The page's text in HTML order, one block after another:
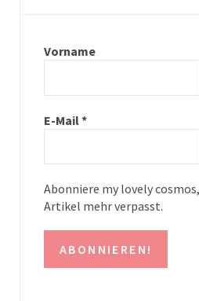
Vorname
E-Mail*
Abonniere my lovely
Artikel mehr verpasst.